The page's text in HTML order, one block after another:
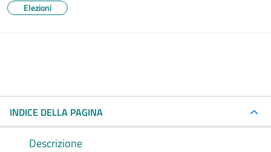
Elezioni
INDICE DELLA PAGINA
Descrizione